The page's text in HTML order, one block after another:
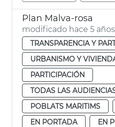
Plan Malva-rosa
modificado hace 5 años
TRANSPARENCIA Y
URBANISMO Y
PARTICIPACIÓN
TODAS LAS
POBLATS MARITIMS
EN PORTADA
EN